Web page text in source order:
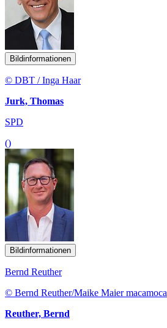
Bildinformationen
© DBT / Inga Haar
Jurk, Thomas
SPD
()
Bildinformationen
Bernd Reuther
© Bernd Reuther/Maike Maier macamoca
Reuther, Bernd